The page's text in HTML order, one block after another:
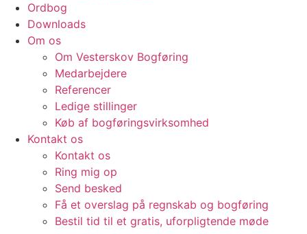
Ordbog
Downloads
Om os
Om Vesterskov Bogføring
Medarbejdere
Referencer
Ledige stillinger
Køb af bogføringsvirksomhed
Kontakt os
Kontakt os
Ring mig op
Send besked
Få et overslag på regnskab og bogføring
Bestil tid til et gratis, uforpligtende møde